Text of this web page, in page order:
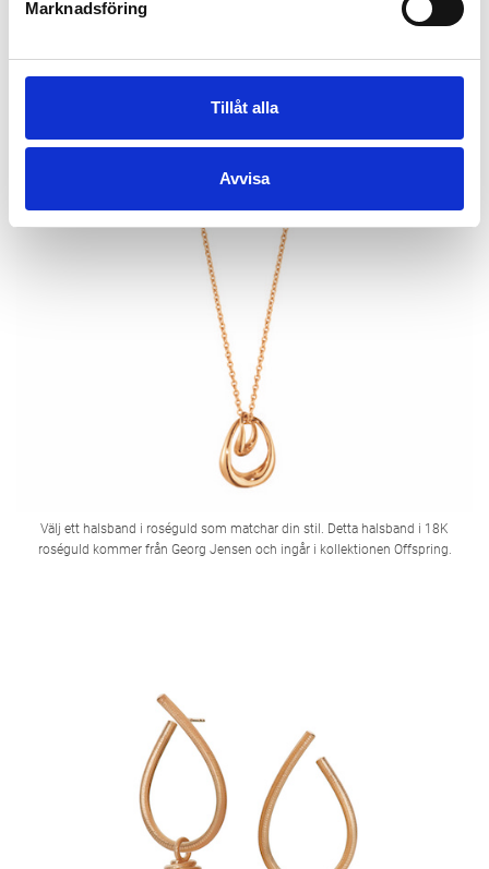
Marknadsföring
Tillåt alla
Avvisa
till det allra mesta.
Välj ett halsband i roséguld som matchar din stil. Detta halsband i 18K
roséguld kommer från Georg Jensen och ingår i kollektionen Offspring.